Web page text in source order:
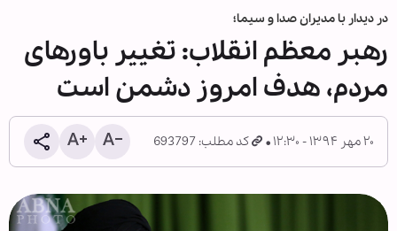
در دیدار با مدیران صدا و سیما؛
رهبر معظم انقلاب: تغییر باورهای
مردم، هدف امروز دشمن است
۲۰ مهر ۱۳۹۴ - ۱۲:۳۰ کد مطلب: 693797